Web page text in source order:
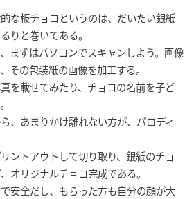
な板チョコというのは、だいたい銀紙
りと巻いてある。
まずはパソコンでスキャンしよう。画像
その包装紙の画像を加工する。
を載せてみたり、チョコの名前を子ど
、あまりかけ離れない方が、パロディ
ントアウトして切り取り、銀紙のチョ
オリジナルチョコ完成である。
安全だし、もらった方も自分の顔が大